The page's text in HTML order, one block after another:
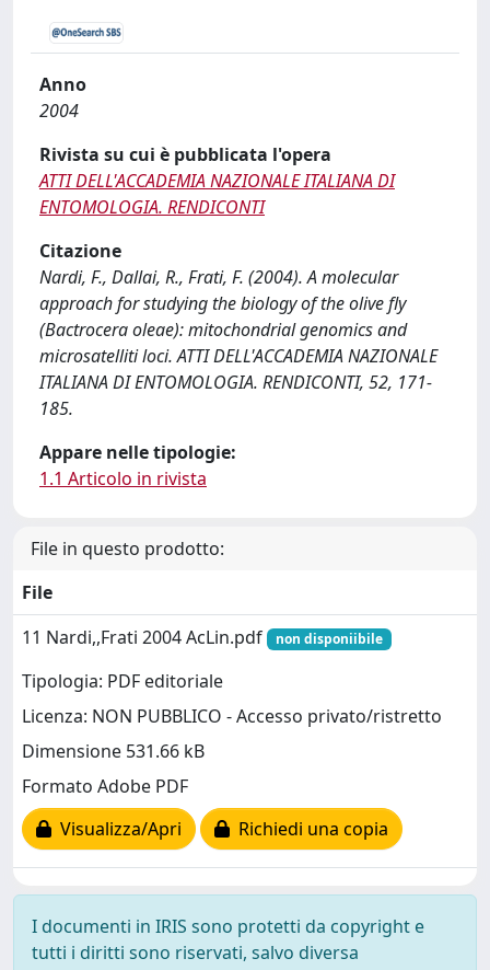
Anno
2004
Rivista su cui è pubblicata l'opera
ATTI DELL'ACCADEMIA NAZIONALE ITALIANA DI
ENTOMOLOGIA. RENDICONTI
Citazione
Nardi, F., Dallai, R., Frati, F. (2004). A molecular
approach for studying the biology of the olive fly
(Bactrocera oleae): mitochondrial genomics and
microsatelliti loci. ATTI DELL'ACCADEMIA NAZIONALE
ITALIANA DI ENTOMOLOGIA. RENDICONTI, 52, 171-
185.
Appare nelle tipologie:
1.1 Articolo in rivista
File in questo prodotto:
File
11 Nardi,,Frati 2004 AcLin.pdf
non disponiibile
Tipologia: PDF editoriale
Licenza: NON PUBBLICO - Accesso privato/ristretto
Dimensione 531.66 kB
Formato Adobe PDF
Visualizza/Apri
Richiedi una copia
I documenti in IRIS sono protetti da copyright e
tutti i diritti sono riservati, salvo diversa